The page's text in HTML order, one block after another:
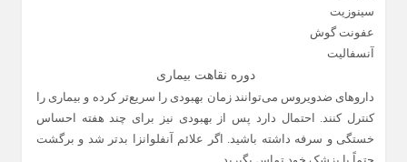
سینوزیت
عفونت گوش
آنسفالیت
دوره نقاهت بیماری
داروهای ضدویروس می‌توانند زمان بهبودی را سریع‌تر کرده و بیماری را
کنترل کنند. احتمال دارد پس از بهبودی نیز برای چند هفته احساس
خستگی و سرفه داشته باشید. اگر علائم آنفلوانزا بدتر شد و برگشت